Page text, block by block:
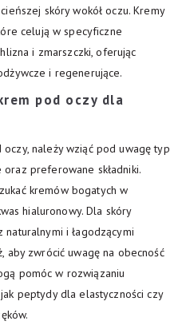
skóry wokół oczu. Kremy
celują w specyficzne
i zmarszczki, oferując
i regenerujące.
pod oczy dla
należy wziąć pod uwagę typ
preferowane składniki.
kremów bogatych w
hialuronowy. Dla skóry
i łagodzącymi
aby zwrócić uwagę na obecność
pomóc w rozwiązaniu
peptydy dla elastyczności czy